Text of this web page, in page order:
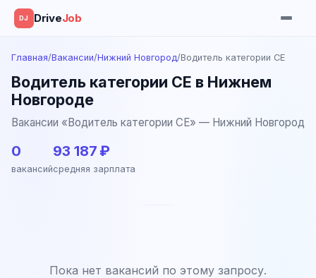
DJ DriveJob
Главная/Вакансии/Нижний Новгород/Водитель категории CE
Водитель категории CE в Нижнем
Новгороде
Вакансии «Водитель категории CE» — Нижний Новгород
0
вакансий
93 187 ₽
средняя зарплата
Пока нет вакансий по этому запросу.